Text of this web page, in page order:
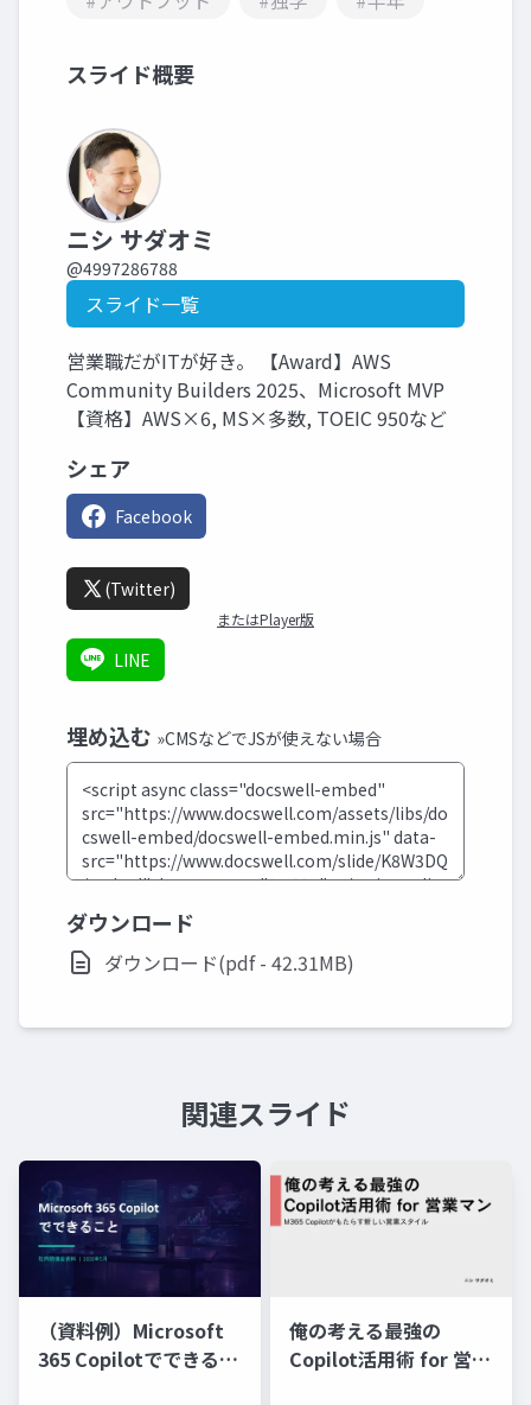
スライド概要
ニシ サダオミ
@4997286788
スライド一覧
営業職だがITが好き。 【Award】AWS
Community Builders 2025、Microsoft MVP
【資格】AWS×6, MS×多数, TOEIC 950など
シェア
Facebook
(Twitter)
またはPlayer版
LINE
埋め込む »CMSなどでJSが使えない場合
ダウンロード
ダウンロード(pdf - 42.31MB)
関連スライド
（資料例）Microsoft
365 Copilotでできるこ
俺の考える最強の
Copilot活用術 for 営業